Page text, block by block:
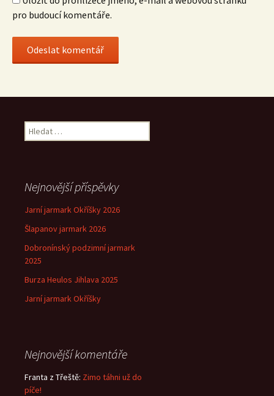
pro budoucí komentáře.
Vyhledávání
Nejnovější příspěvky
Jarní jarmark Okříšky 2026
Šlapanov jarmark 2026
Dobronínský podzimní jarmark
2025
Burza Heulos Jihlava 2025
Jarní jarmark Okříšky
Nejnovější komentáře
Franta z Třeště: Zimo táhni už do
píče!